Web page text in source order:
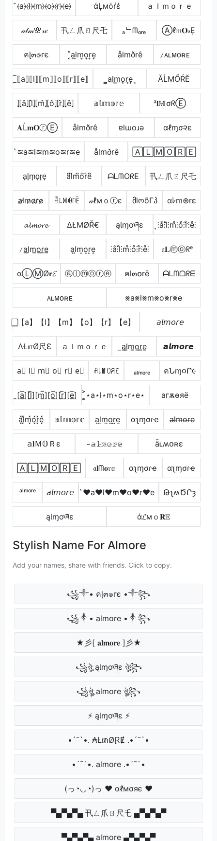
̂⦑a⦒⦑l⦒⦑m⦒⦑o⦒⦑r⦒⦑e⦒ άĻмόŕέ ａｌｍｏｒｅ
𝒶𝓁𝓂🌸𝓇𝑒 卂ㄥ爪ㄖ尺乇 ₐᄂᗰₒᵣₑ Ⓐℓ𝔪𝐎𝓇Ẹ
คɭ๓๏гє ͓̽a͎l͎m͎o͎r͎e͎ ålmðrê ̷ᴀʟᴍᴏʀᴇ
̲̅⟦a⟧⟦l⟧⟦m⟧⟦o⟧⟦r⟧⟦e⟧ ̳a͢l͢m͢o͢r͢e͢ ĂĹМŐŔĔ
⦎⦏â⦎⦏l̂⦎⦏m̂⦎⦏ô⦎⦏r̂⦎⦏ê⦎ 𝕒𝕝𝕞𝕠𝕣𝕖 ᵃ𝐥𝕄σᖇⒺ
𝐀Ĺ𝐦𝐎ⓡⒺ ålmðrê ɐlɯoɹǝ αℓɱσ૨ε
͛≋a≋l≋m≋o≋r≋e ålmðrê 🄰🄻🄼🄾🅁🄴
a̟l̟m̟o̟r̟e̟ a͆l͆m͆o͆r͆e͆ ᗩᒪᗰOᖇE 卂ㄥ爪ㄖ尺乇
a̷l̷m̷o̷r̷e̷ ꋫ꒒ꁒꆂ꒓ꍟ 𝒶ℓмｏⓡє მlოõΓპ αﾚm⊕rε
𝓪𝓵𝓶𝓸𝓻𝓮 ΔŁΜØŘ€ ąƖɱơཞɛ ͎⫶å⫶l̊⫶m̊⫶o̊⫶r̊⫶e̊⫶
̷a̲l̲m̲o̲r̲e̲ a͙l͙m͙o͙r͙e͙ ⫶å⫶l̊⫶m̊⫶o̊⫶r̊⫶e̊⫶ 𝔞𝐋ⓜⓞᖇᵉ
αⓁⓂØ𝐫𝓔 ⓐⓛⓜⓞⓡⓔ คl๓໐rē ᗩᒪᗰᗝᖇᗴ
ᴀʟᴍᴏʀᴇ ⨳a⨳l⨳m⨳o⨳r⨳e
⃣【a】【l】【m】【o】【r】【e】 𝘢𝘭𝘮𝘰𝘳𝘦
ΛŁ௱Ø尺Ɛ ａｌｍｏｒｅ ̲a̳l̳m̳o̳r̳e̳ 𝙖𝙡𝙢𝙤𝙧𝙚
a⃣ l⃣ m⃣ o⃣ r⃣ e⃣ ꋬ꒒ꂵꄲꋪꏂ ₐₗₘₒᵣₑ คՆɱ૦Ր૯
̼[a̲̅][l̲̅][m̲̅][o̲̅][r̲̅][e̲̅] ͎͍͐⋆a⋆l⋆m⋆o⋆r⋆e⋆ агѫѳяё
a͓̽l͓̽m͓̽o͓̽r͓̽e͓̽ 𝕒𝕝𝕞𝕠𝕣𝕖 a̺l̺m̺o̺r̺e̺ αʅɱσɾҽ a̶l̶m̶o̶r̶e̶
𝕒𝐥Ｍ𝕆Ｒε ̴𝚊̷𝚕̷𝚖̷𝚘̷𝚛̷𝚎̷ ǟʟʍօʀɛ
🄰🄻🄼🄾🅁🄴 𝔞𝐥ᗰ𝐨𝔯𝕖 αʅɱσɾҽ αʅɱσɾҽ
ᵃˡᵐᵒʳᵉ 𝘢𝘭𝘮𝘰𝘳𝘦 ͛♥a♥l♥m♥o♥r♥e ԹʅʍԾՐȝ
ąƖɱơཞɛ ά𝓛мｏ𝐑𝔼
Stylish Name For Almore
Add your names, share with friends. Click to copy.
꧁༒• คɭ๓๏гє •༒꧂
꧁༒• almore •༒꧂
★彡[ 𝐚𝐥𝐦𝐨𝐫𝐞 ]彡★
꧁ঔৣ ąƖɱơཞɛ ঔৣ꧂
꧁ঔৣ almore ঔৣ꧂
⚡ ąƖɱơཞɛ ⚡
•´¯`•. ₳Ⱡ₥ØⱤɆ .•´¯`•
•´¯`•. almore .•´¯`•
(っ◔◡◔)っ ♥ αℓмσяє ♥
▀▄▀▄▀▄ 卂ㄥ爪ㄖ尺乇 ▄▀▄▀▄▀
▀▄▀▄▀▄ almore ▄▀▄▀▄▀